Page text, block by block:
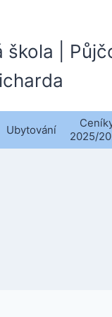
|
Ubytování
2025/